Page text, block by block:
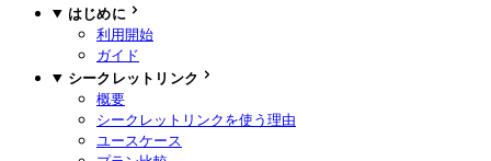
はじめに
利用開始
ガイド
シークレットリンク
概要
シークレットリンクを使う理由
ユースケース